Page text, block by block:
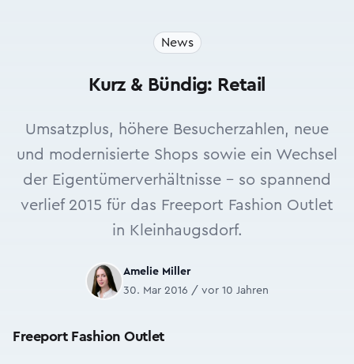
News
Kurz & Bündig: Retail
Umsatzplus, höhere Besucherzahlen, neue
und modernisierte Shops sowie ein Wechsel
der Eigentümerverhältnisse – so spannend
verlief 2015 für das Freeport Fashion Outlet
in Kleinhaugsdorf.
Amelie Miller
30. Mar 2016 / vor 10 Jahren
Freeport Fashion Outlet